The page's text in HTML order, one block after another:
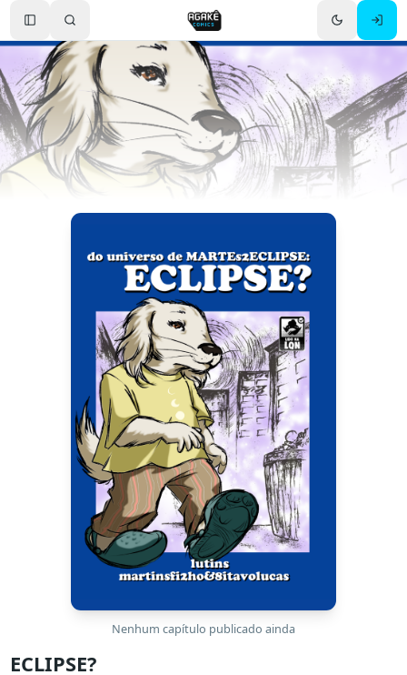
Toggle Sidebar
Nenhum capítulo publicado ainda
ECLIPSE?